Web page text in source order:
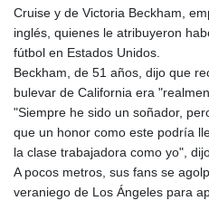
Cruise y de Victoria Beckham,
inglés, quienes le atribuyeron
fútbol en Estados Unidos.
Beckham, de 51 años, dijo que
bulevar de California era
"Siempre he sido un soñador,
que un honor como este podría
la clase trabajadora como yo",
A pocos metros, sus fans se
veraniego de Los Ángeles para